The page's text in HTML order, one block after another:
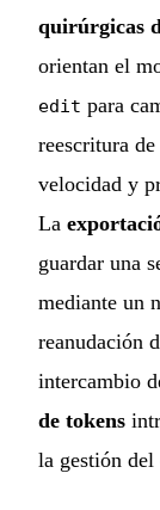
quirúrgicas
orientan el
edit para
reescritura
velocidad y
La
guardar una
mediante un
reanudación
intercambio
de tokens
la gestión del